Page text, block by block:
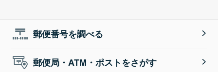
郵便番号を調べる
郵便局・ATM・ポストをさがす